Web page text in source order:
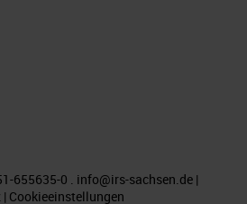
655635-0 . info@irs-sachsen.de |
| Cookieeinstellungen